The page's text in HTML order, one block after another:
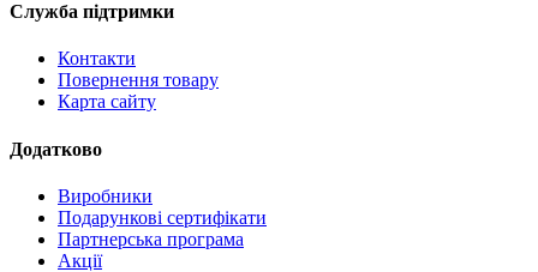
Служба підтримки
Контакти
Повернення товару
Карта сайту
Додатково
Виробники
Подарункові сертифікати
Партнерська програма
Акції